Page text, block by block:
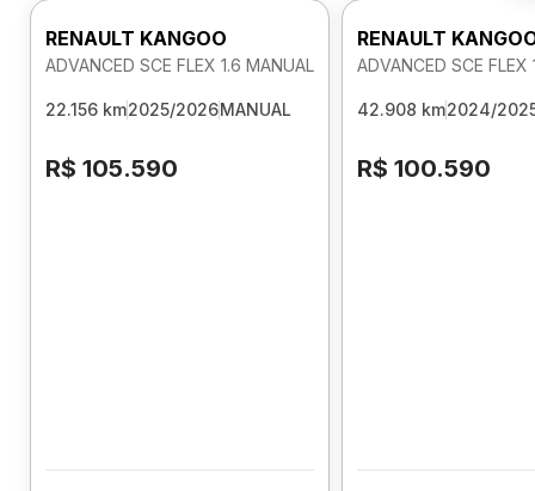
RENAULT KANGOO
ADVANCED SCE FLEX 1.6 MANUAL
22.156 km2025/2026MANUAL
R$ 105.590
RENAULT
ADVANCED SCE FLEX
42.908 km2024/
R$ 100.590